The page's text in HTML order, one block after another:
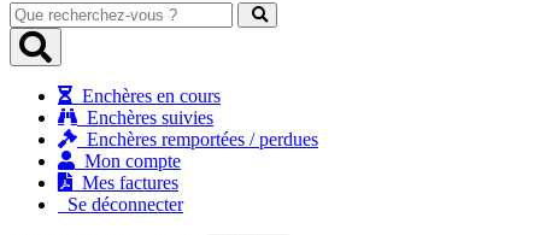
Que
recherchez-
vous
Enchères en cours
Enchères suivies
Enchères remportées / perdues
Mon compte
Mes factures
Se déconnecter